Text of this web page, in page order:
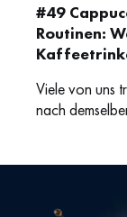
#49
Routinen:
Viele von uns
nach